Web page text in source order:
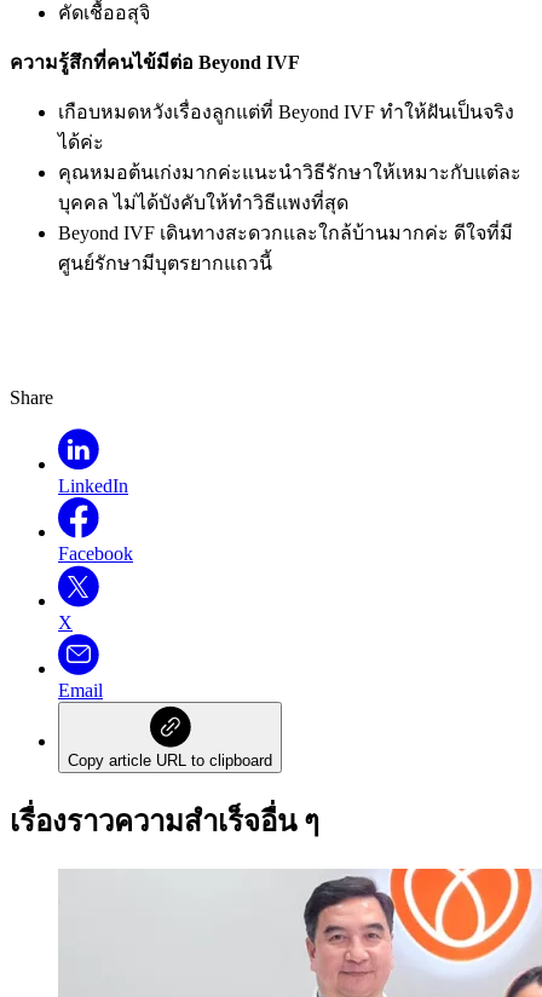
คัดเชื้ออสุจิ
ความรู้สึกที่คนไข้มีต่อ Beyond IVF
เกือบหมดหวังเรื่องลูกแต่ที่ Beyond IVF ทำให้ฝันเป็นจริง
ได้ค่ะ
คุณหมอต้นเก่งมากค่ะแนะนำวิธีรักษาให้เหมาะกับแต่ละ
บุคคล ไม่ได้บังคับให้ทำวิธีแพงที่สุด
Beyond IVF เดินทางสะดวกและใกล้บ้านมากค่ะ ดีใจที่มี
ศูนย์รักษามีบุตรยากแถวนี้
Share
LinkedIn
Facebook
X
Email
Copy article URL to clipboard
เรื่องราวความสำเร็จอื่น ๆ